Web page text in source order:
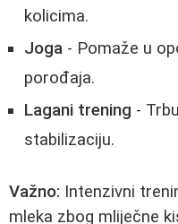
kolicima.
Joga - Pomaže u
porođaja.
Lagani trening -
stabilizaciju.
Važno: Intenzivni
mleka zbog mliječne